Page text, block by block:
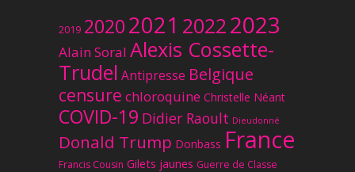
2019 20202021 20222023
Alain Soral Alexis Cossette-
Trudel Antipresse Belgique
censure chloroquine Christelle Néant
COVID-19 Didier Raoult Dieudonné
Donald Trump Donbass France
Francis Cousin Gilets jaunes Guerre de Classe